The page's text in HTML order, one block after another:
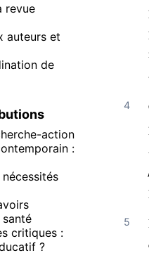
revue
auteurs et
de
action
:
critiques :
?